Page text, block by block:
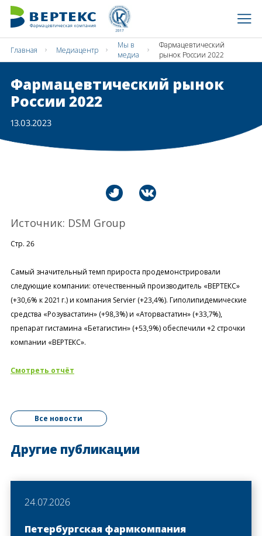
Главная Медиацентр
Мы в
медиа
Фармацевтический
рынок России 2022
Фармацевтический рынок
России 2022
13.03.2023
Источник: DSM Group
Стр. 26
Самый значительный темп прироста продемонстрировали
следующие компании: отечественный производитель «ВЕРТЕКС»
(+30,6% к 2021 г.) и компания Servier (+23,4%). Гиполипидемические
средства «Розувастатин» (+98,3%) и «Аторвастатин» (+33,7%),
препарат гистамина «Бетагистин» (+53,9%) обеспечили +2 строчки
компании «ВЕРТЕКС».
Смотреть отчёт
Все новости
Другие публикации
24.07.2026
Петербургская фармкомпания